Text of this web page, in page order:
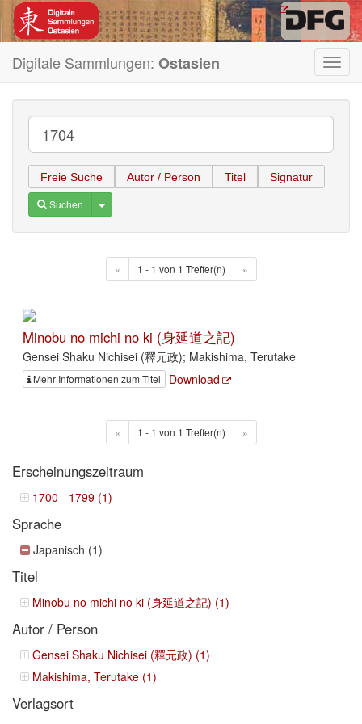
Digitale Sammlungen: Ostasien
Freie Suche Autor / Person Titel Signatur
Suchen Toggle Dropdown
« 1 - 1 von 1 Treffer(n) »
Minobu no michi no ki (身延道之記)
Gensei Shaku Nichisei (釋元政); Makishima, Terutake
Mehr Informationen zum Titel Download
« 1 - 1 von 1 Treffer(n) »
Erscheinungszeitraum
1700 - 1799 (1)
Sprache
Japanisch (1)
Titel
Minobu no michi no ki (身延道之記) (1)
Autor / Person
Gensei Shaku Nichisei (釋元政) (1)
Makishima, Terutake (1)
Verlagsort